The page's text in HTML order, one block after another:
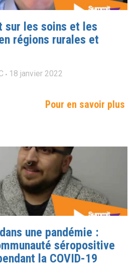
sur les soins et les
régions rurales et
18 janvier 2022
Pour en savoir plus
une pandémie :
séropositive
la COVID-19